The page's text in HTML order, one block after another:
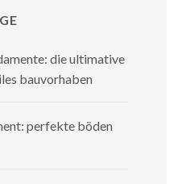
die ultimative
bauvorhaben
perfekte böden